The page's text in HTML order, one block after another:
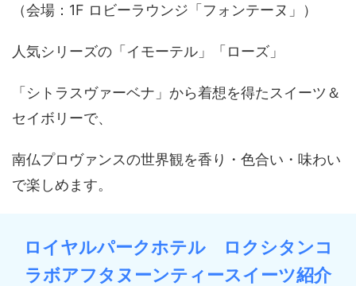
（会場：1F ロビーラウンジ「フォンテーヌ」）
人気シリーズの「イモーテル」「ローズ」
「シトラスヴァーベナ」から着想を得たスイーツ＆
セイボリーで、
南仏プロヴァンスの世界観を香り・色合い・味わい
で楽しめます。
ロイヤルパークホテル ロクシタンコ
ラボアフタヌーンティースイーツ紹介